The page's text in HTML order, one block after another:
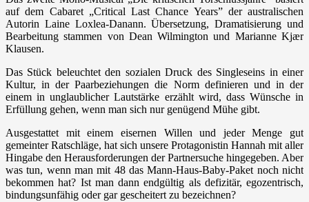
auf dem Cabaret „Critical Last Chance Years” der australischen
Autorin Laine Loxlea-Danann. Übersetzung, Dramatisierung und
Bearbeitung stammen von Dean Wilmington und Marianne Kjær
Klausen.
Das Stück beleuchtet den sozialen Druck des Singleseins in einer
Kultur, in der Paarbeziehungen die Norm definieren und in der
einem in unglaublicher Lautstärke erzählt wird, dass Wünsche in
Erfüllung gehen, wenn man sich nur genügend Mühe gibt.
Ausgestattet mit einem eisernen Willen und jeder Menge gut
gemeinter Ratschläge, hat sich unsere Protagonistin Hannah mit aller
Hingabe den Herausforderungen der Partnersuche hingegeben. Aber
was tun, wenn man mit 48 das Mann-Haus-Baby-Paket noch nicht
bekommen hat? Ist man dann endgültig als defizitär, egozentrisch,
bindungsunfähig oder gar gescheitert zu bezeichnen?